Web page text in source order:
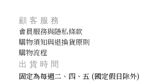
顧客服務
會員服務與隱私條款
購物須知與退換貨原則
購物流程
出貨時間
固定為每週二、四、五 (國定假日除外)